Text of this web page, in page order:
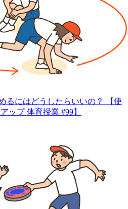
るにはどうしたらいいの？ 【使
ップ 体育授業 #99】